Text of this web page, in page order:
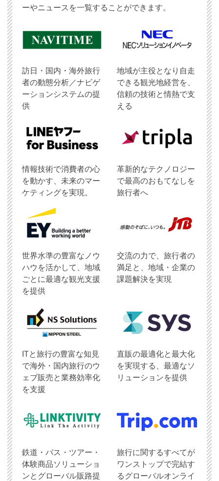
ーやニュースを一覧することができます。
訪日・国内・海外旅行
者の動態分析／ナビゲ
ーションシステムの提
供
地域が主役となり自走
できる観光地経営を、
信頼の技術と情熱で支
える
情報技術で消費者の心
を動かす、未来のマー
ケティングを実現。
革新的なテクノロジー
で最高のおもてなしを
旅行者へ
世界水準の豊富なノウ
ハウを活かして、地域
ごとに最適な観光支援
を提供
交流の力で、旅行者の
満足と、地域・企業の
課題解決を実現
ITと旅行の豊富な知見
で海外・国内旅行のウ
ェブ販売と業務効率化
を支援
直販の最適化と最大化
を実現する、最適なソ
リューションを提供
鉄道・バス・ツアー・
体験商品ソリューショ
ンとグローバル販路提
旅行に関するすべてが
ワンストップで完結す
るグローバルオンライ